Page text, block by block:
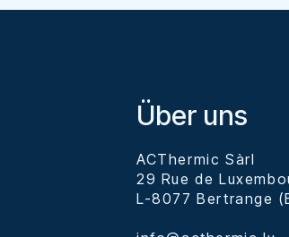
Über uns
ACThermic Sàrl
29 Rue de
L-8077 Bertrange